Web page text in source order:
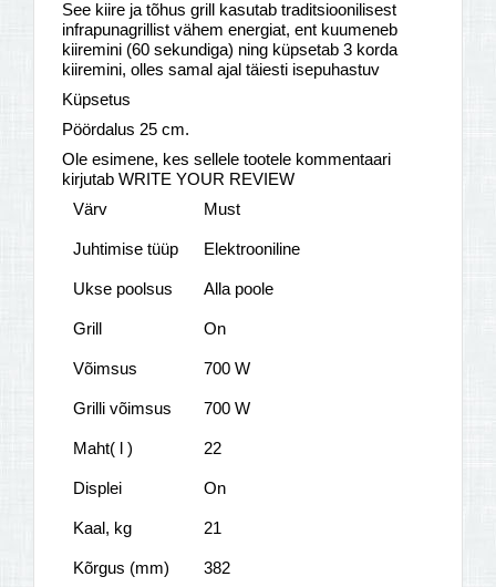
See kiire ja tõhus grill kasutab traditsioonilisest
infrapunagrillist vähem energiat, ent kuumeneb
kiiremini (60 sekundiga) ning küpsetab 3 korda
kiiremini, olles samal ajal täiesti isepuhastuv
Küpsetus
Pöördalus 25 cm.
Ole esimene, kes sellele tootele kommentaari
kirjutab WRITE YOUR REVIEW
Värv
Must
Juhtimise tüüp Elektrooniline
Ukse poolsus Alla poole
Grill On
Võimsus 700 W
Grilli võimsus 700 W
Maht( l ) 22
Displei On
Kaal, kg 21
Kõrgus (mm) 382